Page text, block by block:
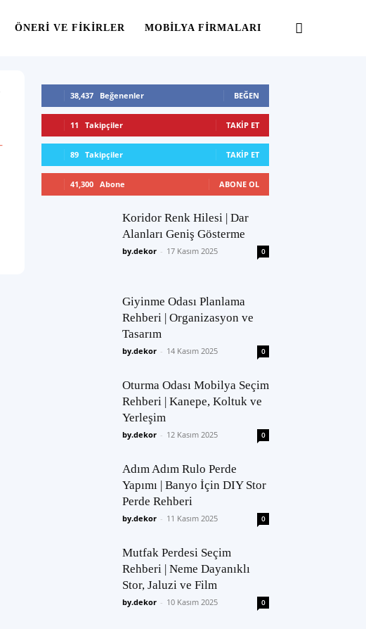
ÖNERI VE FIKIRLER MOBILYA FIRMALARI
38,437 Beğenenler BEĞEN
11 Takipçiler TAKIP ET
89 Takipçiler TAKIP ET
41,300 Abone ABONE OL
Koridor Renk Hilesi | Dar
Alanları Geniş Gösterme
by.dekor - 17 Kasım 2025 0
Giyinme Odası Planlama
Rehberi | Organizasyon ve
Tasarım
by.dekor - 14 Kasım 2025 0
Oturma Odası Mobilya Seçim
Rehberi | Kanepe, Koltuk ve
Yerleşim
by.dekor - 12 Kasım 2025 0
Adım Adım Rulo Perde
Yapımı | Banyo İçin DIY Stor
Perde Rehberi
by.dekor - 11 Kasım 2025 0
Mutfak Perdesi Seçim
Rehberi | Neme Dayanıklı
Stor, Jaluzi ve Film
by.dekor - 10 Kasım 2025 0